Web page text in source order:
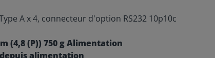
A x 4, connecteur d'option RS232 10p10c
(4,8 (P)) 750 gAlimentation
depuis alimentation